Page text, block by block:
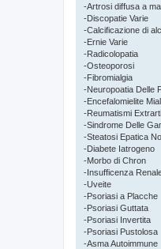
-Artrosi diffusa a
-Discopatie Varie
-Calcificazione di
-Ernie Varie
-Radicolopatia
-Osteoporosi
-Fibromialgia
-Neuropoatia Delle
-Encefalomielite
-Reumatismi
-Sindrome Delle
-Steatosi Epatica
-Diabete Iatrogeno
-Morbo di Chron
-Insufficenza
-Uveite
-Psoriasi a Placche
-Psoriasi Guttata
-Psoriasi Invertita
-Psoriasi Pustolosa
-Asma Autoimmune